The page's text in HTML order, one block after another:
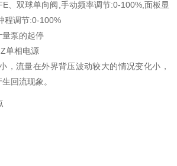
、双球单向阀,手动频率调节:0-100%,面板显
程调节:0-100%
量泵的起停
单相电源
，流量在外界背压波动较大的情况变化小，
回流现象。